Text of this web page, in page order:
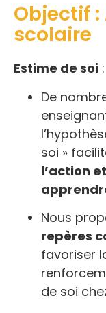
Objectif
scolaire
Estime de soi :
De
soi »
l’action
Nous
repères
favoriser
de soi